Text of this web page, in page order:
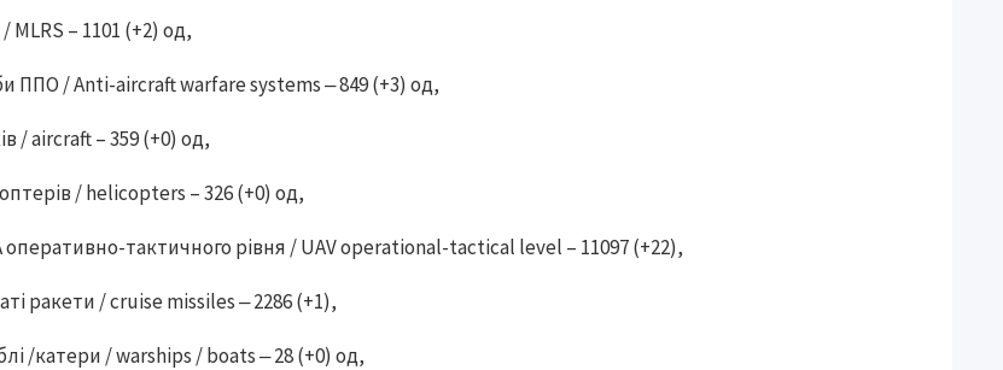
MLRS – 1101 (+2) од,
ППО / Anti-aircraft warfare systems ‒ 849 (+3) од,
/ aircraft – 359 (+0) од,
/ helicopters – 326 (+0) од,
тактичного рівня / UAV operational-tactical level – 11097 (+22),
ракети / cruise missiles ‒ 2286 (+1),
/катери / warships / boats ‒ 28 (+0) од,